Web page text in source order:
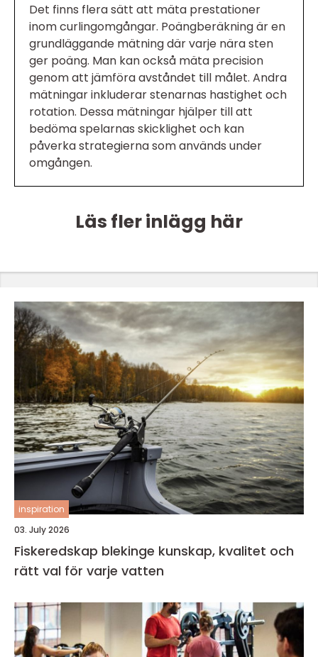
Det finns flera sätt att mäta prestationer
inom curlingomgångar. Poängberäkning är en
grundläggande mätning där varje nära sten
ger poäng. Man kan också mäta precision
genom att jämföra avståndet till målet. Andra
mätningar inkluderar stenarnas hastighet och
rotation. Dessa mätningar hjälper till att
bedöma spelarnas skicklighet och kan
påverka strategierna som används under
omgången.
Läs fler inlägg här
inspiration
03. July 2026
Fiskeredskap blekinge kunskap, kvalitet och
rätt val för varje vatten